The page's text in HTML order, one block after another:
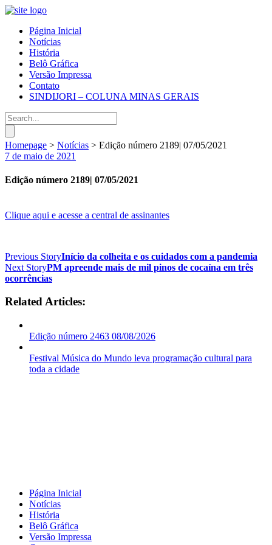
Página Inicial
Notícias
História
Belô Gráfica
Versão Impressa
Contato
SINDIJORI – COLUNA MINAS GERAIS
Homepage > Notícias > Edição número 2189| 07/05/2021
7 de maio de 2021
Edição número 2189| 07/05/2021
Clique aqui e acesse a central de assinantes
Previous StoryInício da colheita e os cuidados com a pandemia
Next StoryPM apreende mais de mil pinos de cocaína em três
ocorrências
Related Articles:
Edição número 2463 08/08/2026
Festival Música do Mundo leva programação cultural para
toda a cidade
Página Inicial
Notícias
História
Belô Gráfica
Versão Impressa